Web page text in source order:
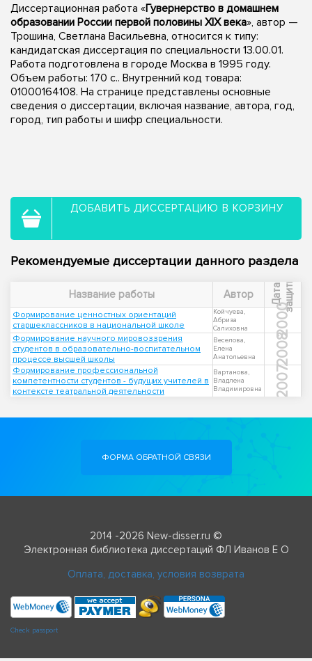
Диссертационная работа «Гувернерство в домашнем
образовании России первой половины XIX века», автор —
Трошина, Светлана Васильевна, относится к типу:
кандидатская диссертация по специальности 13.00.01.
Работа подготовлена в городе Москва в 1995 году.
Объем работы: 170 с.. Внутренний код товара:
01000164108. На странице представлены основные
сведения о диссертации, включая название, автора, год,
город, тип работы и шифр специальности.
ДОБАВИТЬ ДИССЕРТАЦИЮ В КОРЗИНУ
Рекомендуемые диссертации данного раздела
Название работы Автор Д
а
т
а
з
а
щ
и
ты
Формирование ценностных ориентаций
старшеклассников в национальной школе
Койчуева,
Абриза
Салиховна
2000
Формирование научного мировоззрения
студентов в образовательно-воспитательном
процессе высшей школы
Веселова,
Елена
Анатольевна
2008
Формирование профессиональной
компетентности студентов - будущих учителей в
контексте театральной деятельности
Вартанова,
Владлена
Владимировна
2007
ФОРМА ОБРАТНОЙ СВЯЗИ
2014 -2026 New-disser.ru ©
Электронная библиотека диссертаций ФЛ Иванов Е О
Оплата, доставка, условия возврата
Check passport